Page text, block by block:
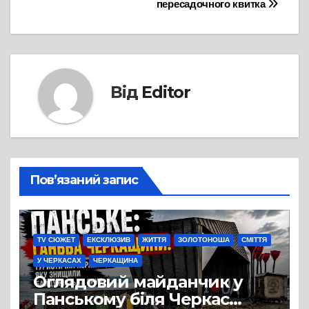
пересадочного квитка
Від Editor
Пов’язаний запис
TV СЮЖЕТ ЕКСКЛЮЗИВ ЖИТТЯ ЗОЛОТОНОША СМІТТЯ
У ЧЕРКАСАХ ЧЕРКАЩИНА
Оглядовий майданчик у
Панському біля Черкас